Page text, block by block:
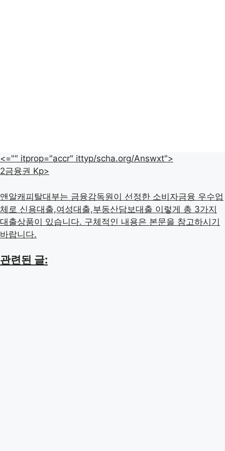
<="" itprop="accr" ittyp/scha.org/Answxt">
2금융권 Kp>
앤알캐피탈대부는 금융감독원이 선정한 소비자금융 우수업
체로 신용대출,여성대출,부동산담보대출 이렇게 총 3가지
대출상품이 있습니다. 구체적인 내용은 본문을 참고하시기
바랍니다.
관련된 글: